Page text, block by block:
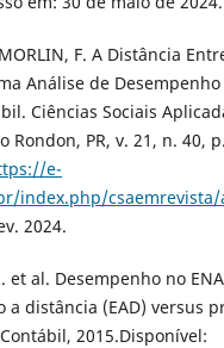
F. A Distância
Análise de
Ciências Sociais
Rondon, PR, v. 21, n. 40,
e-
index.php/
2024.
et al. Desempenho no
a distância (EAD) versus
2015.Disponível: